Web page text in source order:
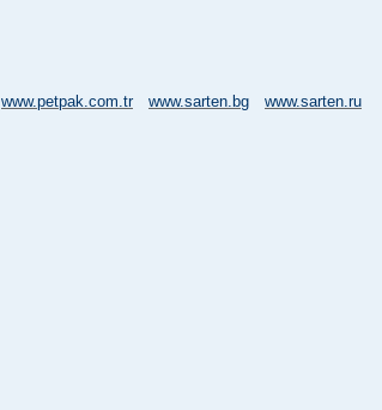
www.petpak.com.tr www.sarten.bg www.sarten.ru